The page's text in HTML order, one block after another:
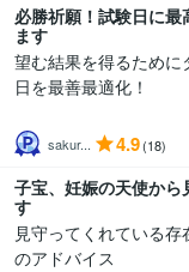
必勝祈願！試験日に
ます
望む結果を得るために
日を最善最適化！
sakur... 4.9(18)
子宝、妊娠の天使から
す
見守ってくれている
のアドバイス